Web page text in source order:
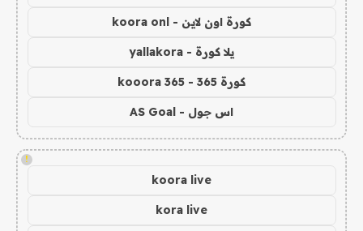
كورة اون لاين - koora onl
يلا كورة - yallakora
كورة 365 - kooora 365
اس جول - AS Goal
!
koora live
kora live